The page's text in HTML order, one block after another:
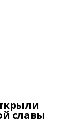
славы